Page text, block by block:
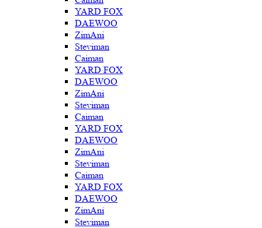
YARD FOX
DAEWOO
ZimAni
Steviman
Caiman
YARD FOX
DAEWOO
ZimAni
Steviman
Caiman
YARD FOX
DAEWOO
ZimAni
Steviman
Caiman
YARD FOX
DAEWOO
ZimAni
Steviman